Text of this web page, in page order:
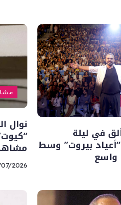
في ليلة
بيروت” وسط
واسع
نوال
2026